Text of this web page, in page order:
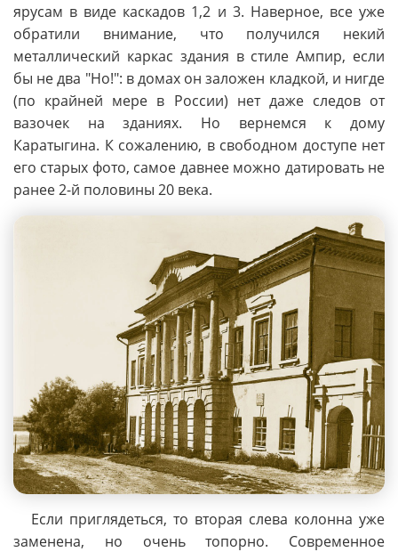
ярусам в виде каскадов 1,2 и 3. Наверное, все уже
обратили внимание, что получился некий
металлический каркас здания в стиле Ампир, если
бы не два "Но!": в домах он заложен кладкой, и нигде
(по крайней мере в России) нет даже следов от
вазочек на зданиях. Но вернемся к дому
Каратыгина. К сожалению, в свободном доступе нет
его старых фото, самое давнее можно датировать не
ранее 2-й половины 20 века.
Если приглядеться, то вторая слева колонна уже
заменена, но очень топорно. Современное